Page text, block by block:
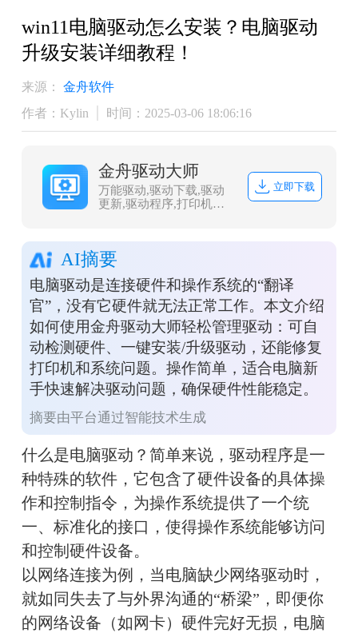
​win11电脑驱动怎么安装？电脑驱动
升级安装详细教程！
来源：
金舟软件
作者：Kylin
时间：2025-03-06 18:06:16
金舟驱动大师
万能驱动,驱动下载,驱动
更新,驱动程序,打印机驱
立即下载
AI摘要
电脑驱动是连接硬件和操作系统的“翻译
官”，没有它硬件就无法正常工作。本文介绍
如何使用金舟驱动大师轻松管理驱动：可自
动检测硬件、一键安装/升级驱动，还能修复
打印机和系统问题。操作简单，适合电脑新
手快速解决驱动问题，确保硬件性能稳定。
摘要由平台通过智能技术生成
什么是电脑驱动？简单来说，驱动程序是一
种特殊的软件，它包含了硬件设备的具体操
作和控制指令，为操作系统提供了一个统
一、标准化的接口，使得操作系统能够访问
和控制硬件设备。
以网络连接为例，当电脑缺少网络驱动时，
就如同失去了与外界沟通的“桥梁”，即便你
的网络设备（如网卡）硬件完好无损，电脑